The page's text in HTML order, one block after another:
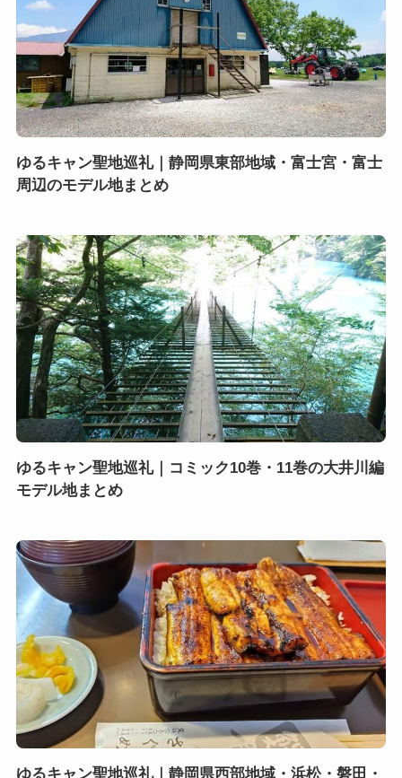
ゆるキャン聖地巡礼｜静岡県東部地域・富士宮・富士
周辺のモデル地まとめ
ゆるキャン聖地巡礼｜コミック10巻・11巻の大井川編
モデル地まとめ
ゆるキャン聖地巡礼｜静岡県西部地域・浜松・磐田・